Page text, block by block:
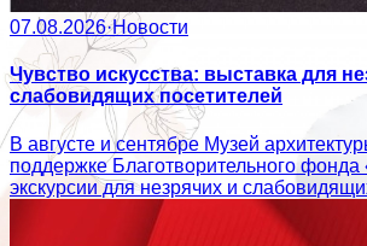
07.08.2026·Новости
Чувство искусства: выставка для
слабовидящих посетителей
В августе и сентябре Музей
поддержке Благотворительного
экскурсии для незрячих и